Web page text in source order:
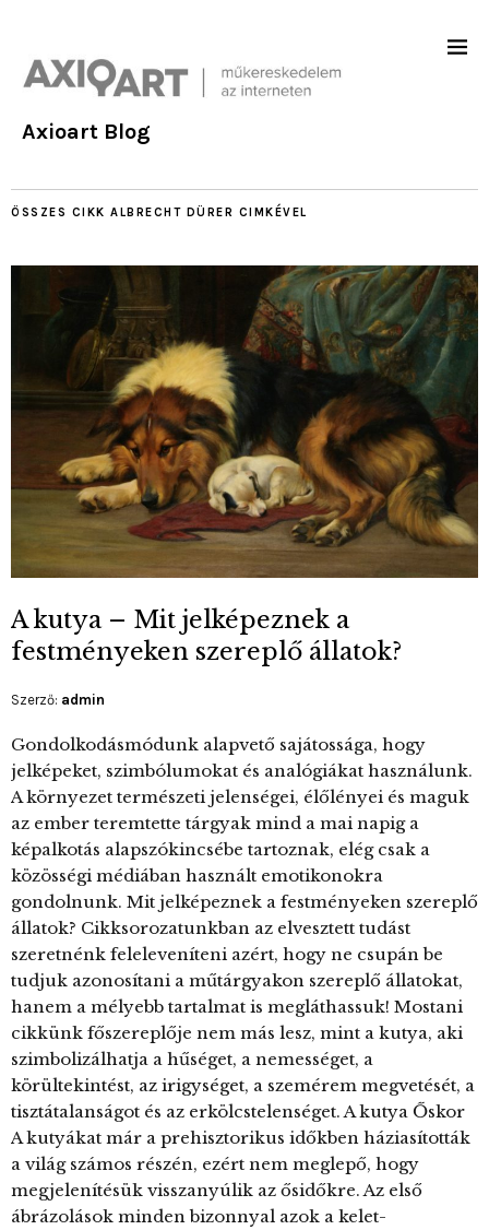
Axioart Blog
ÖSSZES CIKK ALBRECHT DÜRER CIMKÉVEL
A kutya – Mit jelképeznek a
festményeken szereplő állatok?
Szerző: admin
Gondolkodásmódunk alapvető sajátossága, hogy
jelképeket, szimbólumokat és analógiákat használunk.
A környezet természeti jelenségei, élőlényei és maguk
az ember teremtette tárgyak mind a mai napig a
képalkotás alapszókincsébe tartoznak, elég csak a
közösségi médiában használt emotikonokra
gondolnunk. Mit jelképeznek a festményeken szereplő
állatok? Cikksorozatunkban az elvesztett tudást
szeretnénk feleleveníteni azért, hogy ne csupán be
tudjuk azonosítani a műtárgyakon szereplő állatokat,
hanem a mélyebb tartalmat is megláthassuk! Mostani
cikkünk főszereplője nem más lesz, mint a kutya, aki
szimbolizálhatja a hűséget, a nemességet, a
körültekintést, az irigységet, a szemérem megvetését, a
tisztátalanságot és az erkölcstelenséget. A kutya Őskor
A kutyákat már a prehisztorikus időkben háziasították
a világ számos részén, ezért nem meglepő, hogy
megjelenítésük visszanyúlik az ősidőkre. Az első
ábrázolások minden bizonnyal azok a kelet-